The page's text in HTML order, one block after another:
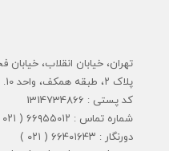
تهران، خیابان انقلاب،
پلاک ۲، طبقه همکف، واحد 10.
کد پستی : 1314734866
شماره تماس : ۶۶۹۵۵۰۱۲ ( ۰۲۱ )
دورنگار : ۶۶۴۰۱۶۴۳ ( ۰۲۱ )